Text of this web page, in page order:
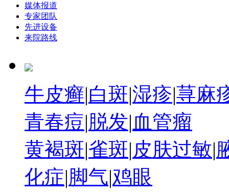
媒体报道
专家团队
先进设备
来院路线
牛皮癣|白斑|湿疹|荨麻
青春痘|脱发|血管瘤
黄褐斑|雀斑|皮肤过敏|
化症|脚气|鸡眼